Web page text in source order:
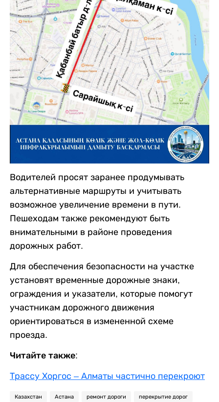
Водителей просят заранее продумывать
альтернативные маршруты и учитывать
возможное увеличение времени в пути.
Пешеходам также рекомендуют быть
внимательными в районе проведения
дорожных работ.
Для обеспечения безопасности на участке
установят временные дорожные знаки,
ограждения и указатели, которые помогут
участникам дорожного движения
ориентироваться в измененной схеме
проезда.
Читайте также:
Трассу Хоргос – Алматы частично перекроют
Казахстан Астана ремонт дороги перекрытие дорог